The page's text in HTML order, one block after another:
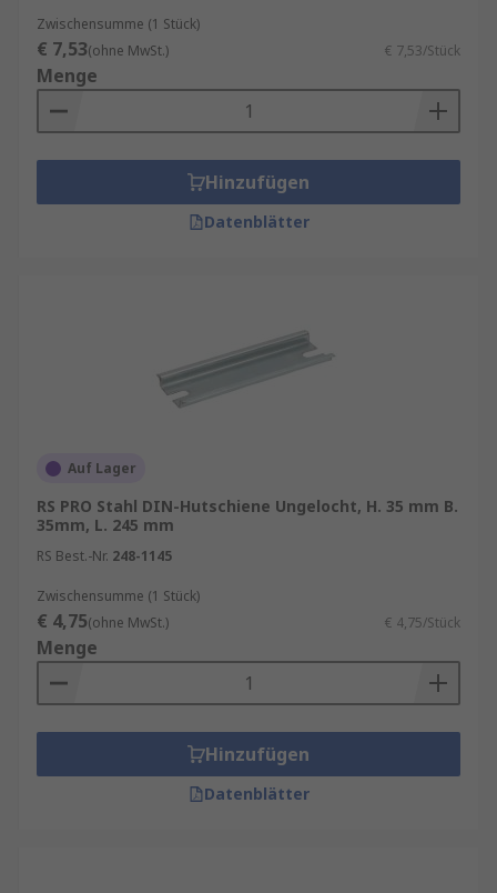
Zwischensumme (1 Stück)
€ 7,53(ohne MwSt.) € 7,53/Stück
Menge
Hinzufügen
Datenblätter
Auf Lager
RS PRO Stahl DIN-Hutschiene Ungelocht, H. 35 mm B.
35mm, L. 245 mm
RS Best.-Nr. 248-1145
Zwischensumme (1 Stück)
€ 4,75(ohne MwSt.) € 4,75/Stück
Menge
Hinzufügen
Datenblätter